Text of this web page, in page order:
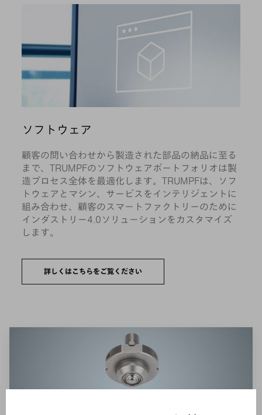
ソフトウェア
顧客の問い合わせから製造された部品の納品に至る
まで、TRUMPFのソフトウェアポートフォリオは製
造プロセス全体を最適化します。TRUMPFは、ソフ
トウェアとマシン、サービスをインテリジェントに
組み合わせ、顧客のスマートファクトリーのために
インダストリー4.0ソリューションをカスタマイズ
します。
詳しくはこちらをご覧ください